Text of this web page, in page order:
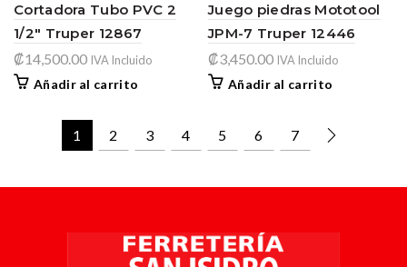
Cortadora Tubo PVC 2
1/2″ Truper 12867
₡14,500.00 IVA Incluido
Añadir al carrito
Juego piedras Mototool
JPM-7 Truper 12446
₡3,450.00 IVA Incluido
Añadir al carrito
1 2 3 4 5 6 7